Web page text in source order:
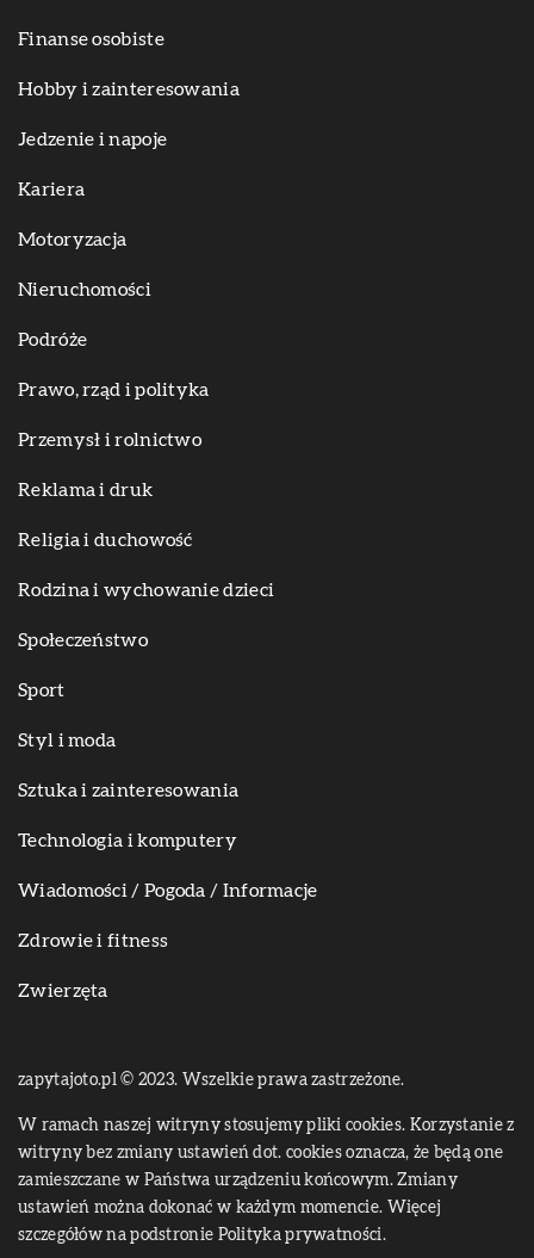
Finanse osobiste
Hobby i zainteresowania
Jedzenie i napoje
Kariera
Motoryzacja
Nieruchomości
Podróże
Prawo, rząd i polityka
Przemysł i rolnictwo
Reklama i druk
Religia i duchowość
Rodzina i wychowanie dzieci
Społeczeństwo
Sport
Styl i moda
Sztuka i zainteresowania
Technologia i komputery
Wiadomości / Pogoda / Informacje
Zdrowie i fitness
Zwierzęta
zapytajoto.pl © 2023. Wszelkie prawa zastrzeżone.
W ramach naszej witryny stosujemy pliki cookies. Korzystanie z
witryny bez zmiany ustawień dot. cookies oznacza, że będą one
zamieszczane w Państwa urządzeniu końcowym. Zmiany
ustawień można dokonać w każdym momencie. Więcej
szczegółów na podstronie Polityka prywatności.